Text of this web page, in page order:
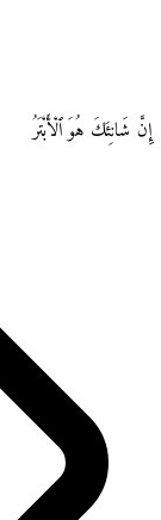
إِنَّ شَانِئَكَ هُوَ ٱلْأَبْتَرُ